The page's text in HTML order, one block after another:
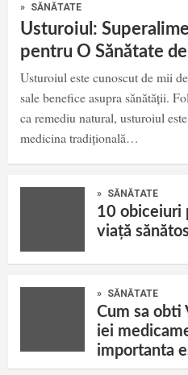
» SĂNĂTATE
Usturoiul:
pentru O Sănătate
Usturoiul este cunoscut de mii
sale benefice asupra sănătății.
ca remediu natural, usturoiul
medicina tradițională…
» SĂNĂTATE
10 obiceiuri
viață
» SĂNĂTATE
Cum sa obti
iei
importanta